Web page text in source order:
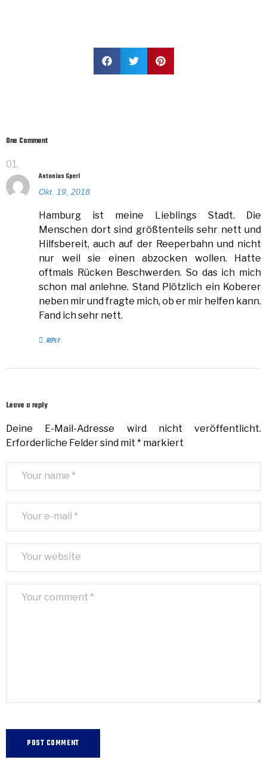
One Comment
Antonius Sperl
Okt. 19, 2018
Hamburg ist meine Lieblings Stadt. Die
Menschen dort sind größtenteils sehr nett und
Hilfsbereit, auch auf der Reeperbahn und nicht
nur weil sie einen abzocken wollen. Hatte
oftmals Rücken Beschwerden. So das ich mich
schon mal anlehne. Stand Plötzlich ein Koberer
neben mir und fragte mich, ob er mir helfen kann.
Fand ich sehr nett.
REPLY
Leave a reply
Deine E-Mail-Adresse wird nicht veröffentlicht.
Erforderliche Felder sind mit * markiert